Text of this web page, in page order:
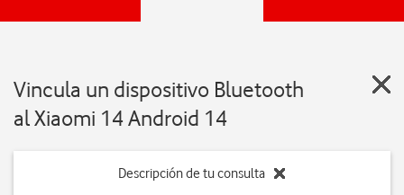
Vincula un dispositivo Bluetooth
al Xiaomi 14 Android 14
Descripción de tu consulta